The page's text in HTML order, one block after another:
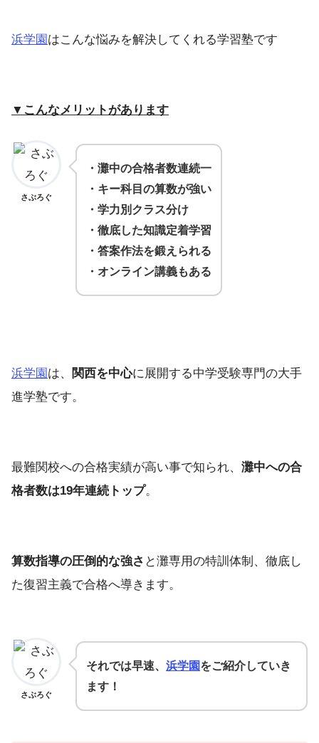
浜学園 はこんな悩みを解決してくれる学習塾です
▼こんなメリットがあります
さぶろぐ
・灘中の合格者数連続一
・キー科目の算数が強い
・学力別クラス分け
・徹底した知識定着学習
・答案作法を鍛えられる
・オンライン講義もある
浜学園は、 関西を中心に展開する中学受験専門の大手
進学塾です。
最難関校への合格実績が高い事で知られ、 灘中への合
格者数は19年連続トップ。
算数指導の圧倒的な強さ と灘専用の特訓体制、徹底し
た復習主義で合格へ導きます。
さぶろぐ
それでは早速、 浜学園をご紹介していき
ます！